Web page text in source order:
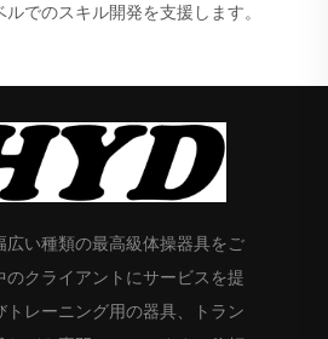
でのスキル開発を支援します。
広い種類の最高級体操器具をご
のクライアントにサービスを提
レーニング用の器具、トラン